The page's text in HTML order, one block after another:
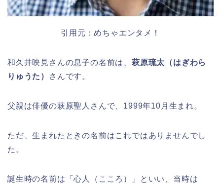
引用元：めちゃエンタメ！
和久井映見さんの息子の名前は、 萩原琉太（はぎわら
りゅうた）
さんです。
父親は俳優の萩原聖人さんで、1999年10月生まれ。
ただ、生まれたときの名前はこれではありませんでし
た。
誕生時の名前は「心人（こころ）」といい、当時は